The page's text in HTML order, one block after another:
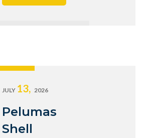
JULY 13, 2026
Pelumas
Shell